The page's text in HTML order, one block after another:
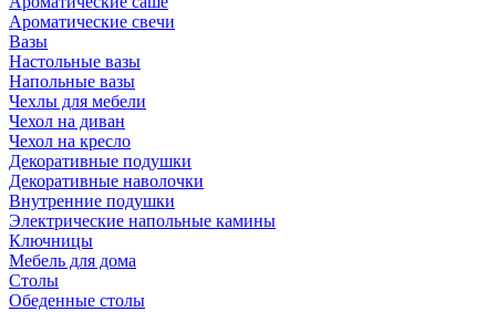
Ароматические свечи
Вазы
Настольные вазы
Напольные вазы
Чехлы для мебели
Чехол на диван
Чехол на кресло
Декоративные подушки
Декоративные наволочки
Внутренние подушки
Электрические напольные камины
Ключницы
Мебель для дома
Столы
Обеденные столы